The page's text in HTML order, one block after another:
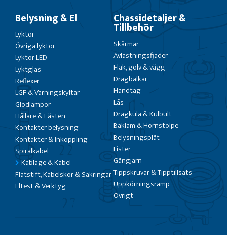
Belysning & El
Lyktor
Övriga lyktor
Lyktor LED
Lyktglas
Reflexer
LGF & Varningskyltar
Glödlampor
Hållare & Fästen
Kontakter belysning
Kontakter & Inkoppling
Spiralkabel
Kablage & Kabel
Flatstift, Kabelskor & Säkringar
Eltest & Verktyg
Chassidetaljer &
Tillbehör
Skärmar
Avlastningsfjäder
Flak, golv & vägg
Dragbalkar
Handtag
Lås
Dragkula & Kulbult
Bakläm & Hörnstolpe
Belysningsplåt
Lister
Gångjärn
Tippskruvar & Tipptillsats
Uppkörningsramp
Övrigt